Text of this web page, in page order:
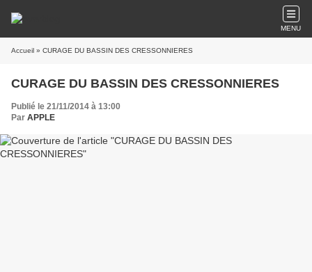
MENU
Accueil » CURAGE DU BASSIN DES CRESSONNIERES
CURAGE DU BASSIN DES CRESSONNIERES
Publié le 21/11/2014 à 13:00
Par APPLE